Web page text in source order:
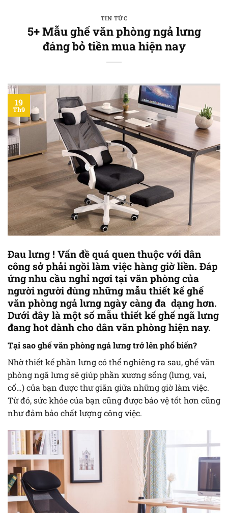
TIN TỨC
5+ Mẫu ghế văn phòng ngả lưng
đáng bỏ tiền mua hiện nay
19
Th9
Đau lưng ! Vấn đề quá quen thuộc với dân
công sở phải ngồi làm việc hàng giờ liền. Đáp
ứng nhu cầu nghỉ ngơi tại văn phòng của
người người dùng những mẫu thiết kế ghế
văn phòng ngả lưng ngày càng đa dạng hơn.
Dưới đây là một số mẫu thiết kế ghế ngã lưng
đang hot dành cho dân văn phòng hiện nay.
Tại sao ghế văn phòng ngả lưng trở lên phổ biến?
Nhờ thiết kế phần lưng có thể nghiêng ra sau, ghế văn
phòng ngã lưng sẽ giúp phần xương sống (lưng, vai,
cổ…) của bạn được thư giãn giữa những giờ làm việc.
Từ đó, sức khỏe của bạn cũng được bảo vệ tốt hơn cũng
như đảm bảo chất lượng công việc.